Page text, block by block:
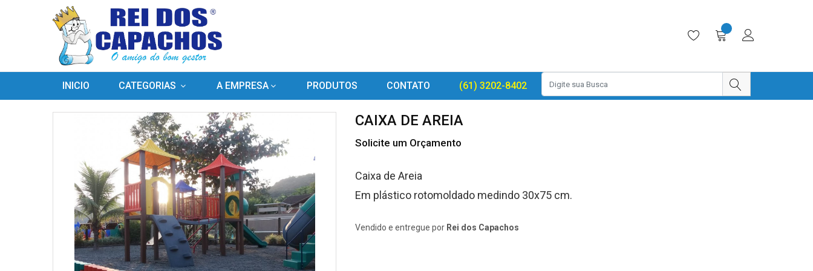
INICIO CATEGORIAS A EMPRESA PRODUTOS CONTATO (61) 3202-8402
CAIXA DE AREIA
Solicite um Orçamento
Caixa de Areia
Em plástico rotomoldado medindo 30x75 cm.
Vendido e entregue por Rei dos Capachos